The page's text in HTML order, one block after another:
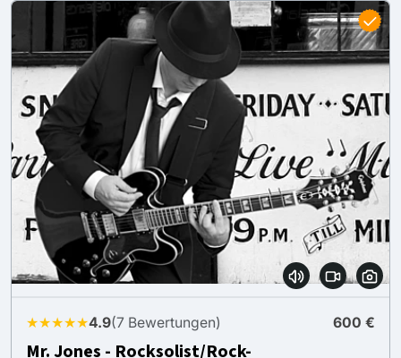
★★★★★4.9(7 Bewertungen) 600 €
Mr. Jones - Rocksolist/Rock-